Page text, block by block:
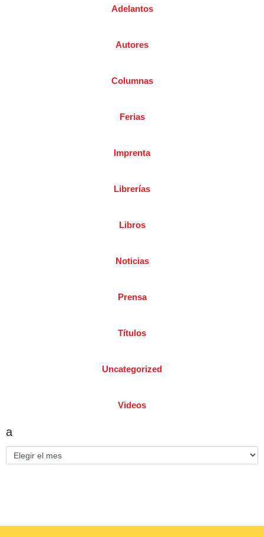
Adelantos
Autores
Columnas
Ferias
Imprenta
Librerías
Libros
Noticias
Prensa
Títulos
Uncategorized
Videos
a